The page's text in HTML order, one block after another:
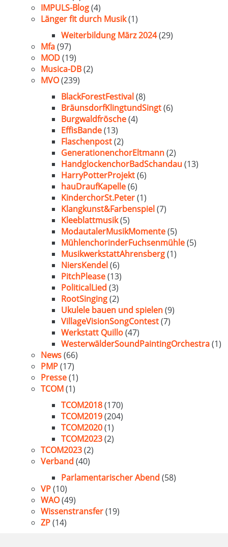
IMPULS-Blog(4)
Länger fit durch Musik(1)
Weiterbildung März 2024(29)
Mfa(97)
MOD(19)
Musica-DB(2)
MVO(239)
BlackForestFestival(8)
BräunsdorfKlingtundSingt(6)
Burgwaldfrösche(4)
EffisBande(13)
Flaschenpost(2)
GenerationenchorEltmann(2)
HandglockenchorBadSchandau(13)
HarryPotterProjekt(6)
hauDraufKapelle(6)
KinderchorSt.Peter(1)
Klangkunst&Farbenspiel(7)
Kleeblattmusik(5)
ModautalerMusikMomente(5)
MühlenchorinderFuchsenmühle(5)
MusikwerkstattAhrensberg(1)
NiersKendel(6)
PitchPlease(13)
PoliticalLied (3)
RootSinging(2)
Ukulele bauen und spielen(9)
VillageVisionSongContest(7)
Werkstatt Quillo(47)
WesterwälderSoundPaintingOrchestra(1)
News(66)
PMP(17)
Presse(1)
TCOM(1)
TCOM2018(170)
TCOM2019(204)
TCOM2020(1)
TCOM2023(2)
TCOM2023(2)
Verband (40)
Parlamentarischer Abend (58)
VP(10)
WAO(49)
Wissenstransfer(19)
ZP(14)